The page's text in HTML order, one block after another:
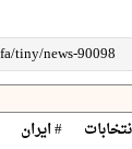
# ایران